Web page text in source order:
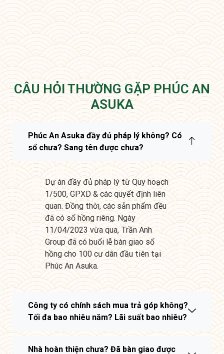
CÂU HỎI THƯỜNG GẶP PHÚC AN
ASUKA
Phúc An Asuka đầy đủ pháp lý không? Có
sổ chưa? Sang tên được chưa?
Dự án đầy đủ pháp lý từ Quy hoạch
1/500, GPXD & các quyết định liên
quan. Đồng thời, các sản phẩm đều
đã có sổ hồng riêng. Ngày
11/04/2023 vừa qua, Trần Anh
Group đã có buổi lễ bàn giao sổ
hồng cho 100 cư dân đầu tiên tại
Phúc An Asuka.
Công ty có chính sách mua trả góp không?
Tối đa bao nhiêu năm? Lãi suất bao nhiêu?
Nhà hoàn thiện chưa? Đã bàn giao được